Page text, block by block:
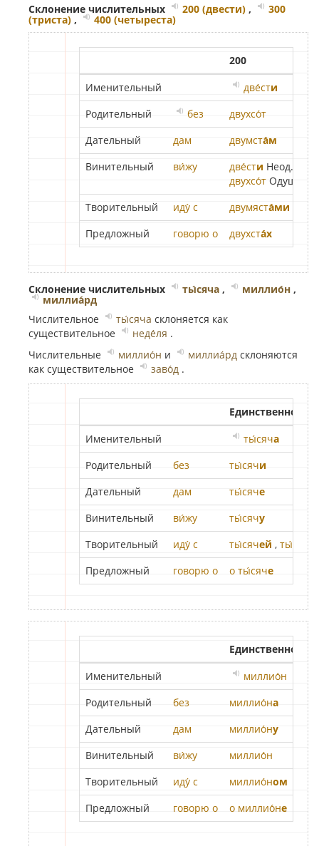
Склонение числительных 200 (двести) , 300
(триста) , 400 (четыреста)
200
Именительный
две́сти
Родительный
без двухсо́т
Дательный
дам двумста́м
Винительный
ви́жу две́сти Неод.
двухсо́т Одуш.
Творительный
иду́ с двумяста́ми
Предложный
говорю о двухста́х
Склонение числительных ты́сяча , миллио́н ,
миллиа́рд
Числительное
ты́сяча склоняется как
существительное
неде́ля .
Числительные
миллио́н и миллиа́рд склоняются
как существительное
заво́д .
Единственное
Именительный
ты́сяча
Родительный
без ты́сячи
Дательный
дам ты́сяче
Винительный
ви́жу ты́сячу
Творительный
иду́ с ты́сячей , ты́сячь
Предложный
говорю о о ты́сяче
Единственное
Именительный
миллио́н
Родительный
без миллио́на
Дательный
дам миллио́ну
Винительный
ви́жу
миллио́н
Творительный
иду́ с миллио́ном
Предложный
говорю о о миллио́не